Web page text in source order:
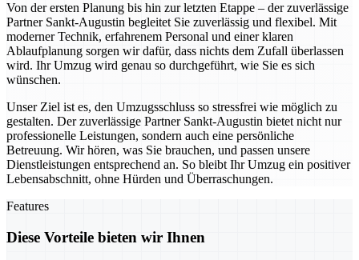
Von der ersten Planung bis hin zur letzten Etappe – der zuverlässige
Partner Sankt-Augustin begleitet Sie zuverlässig und flexibel. Mit
moderner Technik, erfahrenem Personal und einer klaren
Ablaufplanung sorgen wir dafür, dass nichts dem Zufall überlassen
wird. Ihr Umzug wird genau so durchgeführt, wie Sie es sich
wünschen.
Unser Ziel ist es, den Umzugsschluss so stressfrei wie möglich zu
gestalten. Der zuverlässige Partner Sankt-Augustin bietet nicht nur
professionelle Leistungen, sondern auch eine persönliche
Betreuung. Wir hören, was Sie brauchen, und passen unsere
Dienstleistungen entsprechend an. So bleibt Ihr Umzug ein positiver
Lebensabschnitt, ohne Hürden und Überraschungen.
Features
Diese Vorteile bieten wir Ihnen